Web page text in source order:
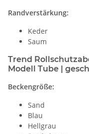
Randverstärkung:
Keder
Saum
Trend
Modell Tube |
Beckengröße:
Sand
Blau
Hellgrau